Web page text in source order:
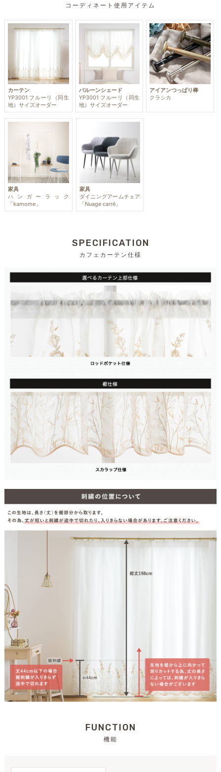
コーディネート使用アイテム
カーテン
YP3001 フルーリ（同生
地）サイズオーダー
バルーンシェード
YP3001 フルーリ（同生
地）サイズオーダー
アイアンつっぱり棒
クラシカ
家具
ハンガーラック
「kamome」
家具
ダイニングアームチェア
「Nuage carré」
SPECIFICATION
カフェカーテン仕様
FUNCTION
機能